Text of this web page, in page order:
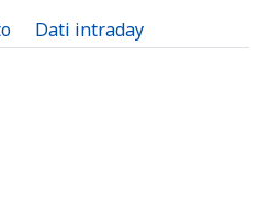
Dati intraday